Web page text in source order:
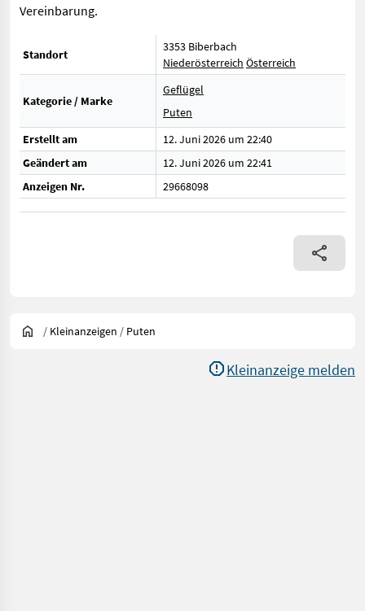
Vereinbarung.
Standort
3353 Biberbach
Niederösterreich Österreich
Kategorie / Marke
Geflügel
Puten
Erstellt am
12. Juni 2026 um 22:40
Geändert am
12. Juni 2026 um 22:41
Anzeigen Nr.
29668098
/ Kleinanzeigen / Puten
Kleinanzeige melden